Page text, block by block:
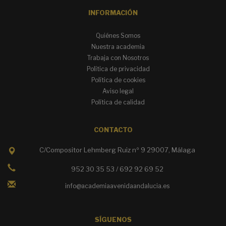
INFORMACIÓN
Quiénes Somos
Nuestra academia
Trabaja con Nosotros
Política de privacidad
Política de cookies
Aviso legal
Política de calidad
CONTACTO
C/Compositor Lehmberg Ruiz nº 9 29007, Málaga
952 30 35 53 / 692 92 69 52
info@academiaavenidaandalucia.es
SÍGUENOS